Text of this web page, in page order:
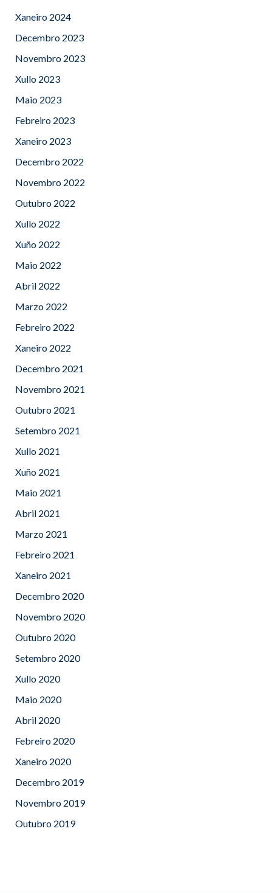
Xaneiro 2024
Decembro 2023
Novembro 2023
Xullo 2023
Maio 2023
Febreiro 2023
Xaneiro 2023
Decembro 2022
Novembro 2022
Outubro 2022
Xullo 2022
Xuño 2022
Maio 2022
Abril 2022
Marzo 2022
Febreiro 2022
Xaneiro 2022
Decembro 2021
Novembro 2021
Outubro 2021
Setembro 2021
Xullo 2021
Xuño 2021
Maio 2021
Abril 2021
Marzo 2021
Febreiro 2021
Xaneiro 2021
Decembro 2020
Novembro 2020
Outubro 2020
Setembro 2020
Xullo 2020
Maio 2020
Abril 2020
Febreiro 2020
Xaneiro 2020
Decembro 2019
Novembro 2019
Outubro 2019